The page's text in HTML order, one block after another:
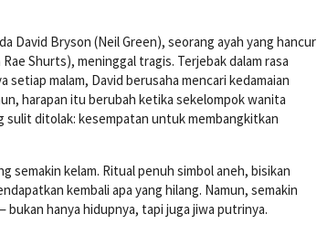
David Bryson (Neil Green), seorang ayah yang hancur
Shurts), meninggal tragis. Terjebak dalam rasa
malam, David berusaha mencari kedamaian
harapan itu berubah ketika sekelompok wanita
ditolak: kesempatan untuk membangkitkan
semakin kelam. Ritual penuh simbol aneh, bisikan
kembali apa yang hilang. Namun, semakin
bukan hanya hidupnya, tapi juga jiwa putrinya.